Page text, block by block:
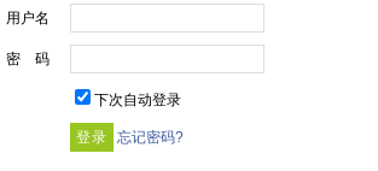
用户名
密 码
下次自动登录
忘记密码?